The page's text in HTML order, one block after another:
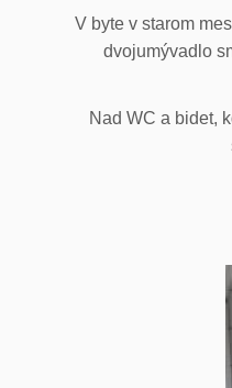
V byte v starom
dvojumývadlo
Nad WC a bidet,